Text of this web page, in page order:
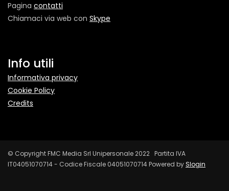
Pagina contatti
Chiamaci via web con Skype
Info utili
Informativa privacy
Cookie Policy
Credits
© Copyright FMC Media Srl Unipersonale 2022 Partita IVA
IT04051070714 - Codice Fiscale 04051070714 Powered bySlogin